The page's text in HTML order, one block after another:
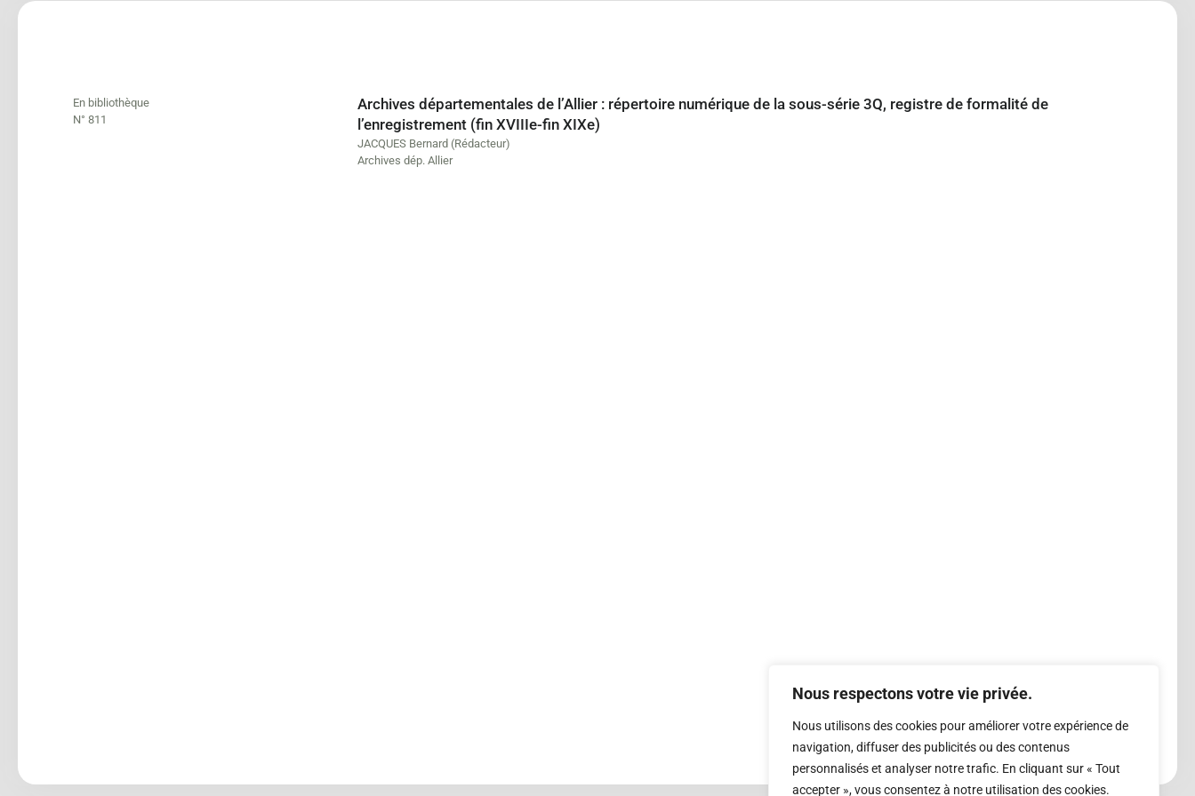
Nous respectons votre vie privée.
Nous utilisons des cookies pour améliorer votre expérience de
navigation, diffuser des publicités ou des contenus
personnalisés et analyser notre trafic. En cliquant sur « Tout
accepter », vous consentez à notre utilisation des cookies.
En bibliothèque
N° 811
Archives départementales de l’Allier : répertoire numérique de la sous-série 3Q, registre de formalité de
l’enregistrement (fin XVIIIe-fin XIXe)
JACQUES Bernard (Rédacteur)
Archives dép. Allier